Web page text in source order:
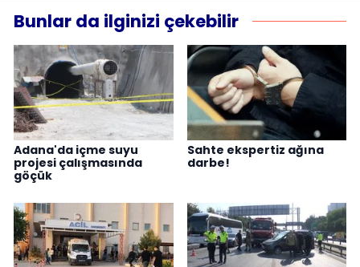
Bunlar da ilginizi çekebilir
Adana'da içme suyu
projesi çalışmasında
göçük
Sahte ekspertiz ağına
darbe!